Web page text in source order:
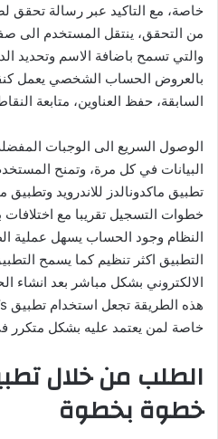
خاصة، مع التاكيد عبر رسالة تحقق
من التحقق، ينتقل المستخدم الى
والتي تسمح باضافة الاسم وتحديد
بالعروض الحساب الشخصي يعمل
السابقة، حفظ العناوين، متابعة
الوصول السريع الى الوجبات
البيانات في كل مرة، وتمنح
تطبيق ماكدونالدز للاندرويد
خطوات التسجيل تقريبا مع
النظام وجود الحساب يسهل عملية
التطبيق اكثر تنظيم كما يسمح
الالكتروني بشكل مباشر بعد
خاصة لمن يعتمد عليه بشكل متكرر
الطلب من خلال
خطوة بخطوة